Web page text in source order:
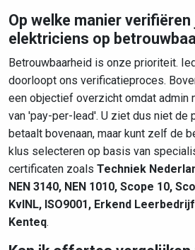
Op welke manier verifiëren
elektriciens op
Betrouwbaarheid is onze prioriteit.
doorloopt ons verificatieproces.
een objectief overzicht omdat admin
van 'pay-per-lead'. U ziet dus niet de
betaalt bovenaan, maar kunt zelf de
klus selecteren op basis van
certificaten zoals Techniek
NEN 3140, NEN 1010, Scope 10,
KvINL, ISO9001, Erkend
Kenteq.